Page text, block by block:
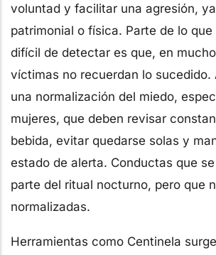
voluntad y facilitar una agresión,
patrimonial o física. Parte de lo
difícil de detectar es que, en
víctimas no recuerdan lo sucedido.
una normalización del miedo,
mujeres, que deben revisar
bebida, evitar quedarse solas y
estado de alerta. Conductas que
parte del ritual nocturno, pero que
normalizadas.
Herramientas como Centinela